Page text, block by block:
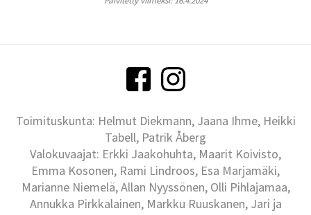
Toimituskunta: Helmut Diekmann, Jaana Ihme, Heikki
Tabell, Patrik Åberg
Valokuvaajat: Erkki Jaakohuhta, Maarit Koivisto,
Emma Kosonen, Rami Lindroos, Esa Marjamäki,
Marianne Niemelä, Allan Nyyssönen, Olli Pihlajamaa,
Annukka Pirkkalainen, Markku Ruuskanen, Jari ja